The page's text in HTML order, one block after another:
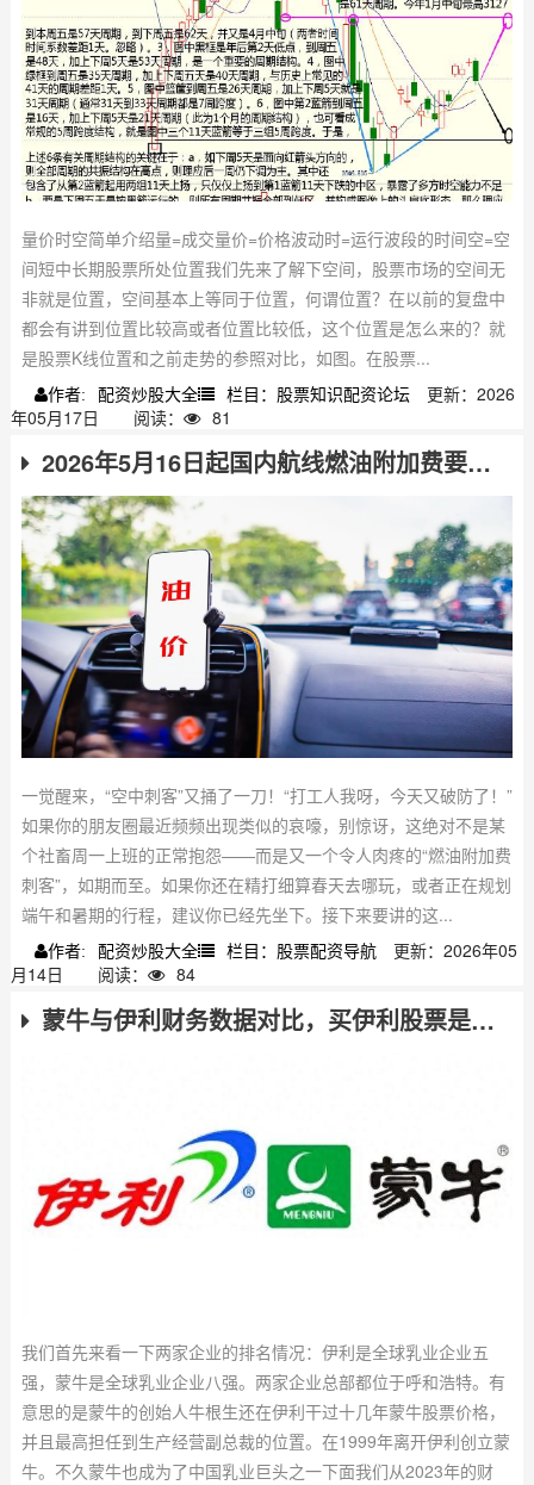
量价时空简单介绍量=成交量价=价格波动时=运行波段的时间空=空
间短中长期股票所处位置​我们先来了解下空间，股票市场的空间无
非就是位置，空间基本上等同于位置，何谓位置？在以前的复盘中
都会有讲到位置比较高或者位置比较低，这个位置是怎么来的？就
是股票K线位置和之前走势的参照对比，如图。在股票...
作者: 配资炒股大全 栏目：股票知识配资论坛
更新：2026
年05月17日
阅读： 81
2026年5月16日起国内航线燃油附加费要大涨啦
一觉醒来，“空中刺客”又捅了一刀！“打工人我呀，今天又破防了！”
如果你的朋友圈最近频频出现类似的哀嚎，别惊讶，这绝对不是某
个社畜周一上班的正常抱怨——而是又一个令人肉疼的“燃油附加费
刺客”，如期而至。如果你还在精打细算春天去哪玩，或者正在规划
端午和暑期的行程，建议你已经先坐下。接下来要讲的这...
作者: 配资炒股大全 栏目：股票配资导航
更新：2026年05
月14日
阅读： 84
蒙牛与伊利财务数据对比，买伊利股票是否更合适？
我们首先来看一下两家企业的排名情况：伊利是全球乳业企业五
强，蒙牛是全球乳业企业八强。两家企业总部都位于呼和浩特。有
意思的是蒙牛的创始人牛根生还在伊利干过十几年蒙牛股票价格，
并且最高担任到生产经营副总裁的位置。在1999年离开伊利创立蒙
牛。不久蒙牛也成为了中国乳业巨头之一下面我们从2023年的财